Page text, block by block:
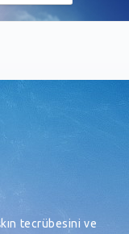
tecrübesini ve